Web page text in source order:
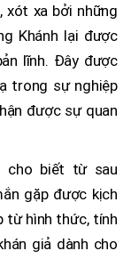
xót xa bởi những
Khánh lại được
lĩnh. Đây được
trong sự nghiệp
được sự quan
cho biết từ sau
gặp được kịch
từ hình thức, tính
giả dành cho